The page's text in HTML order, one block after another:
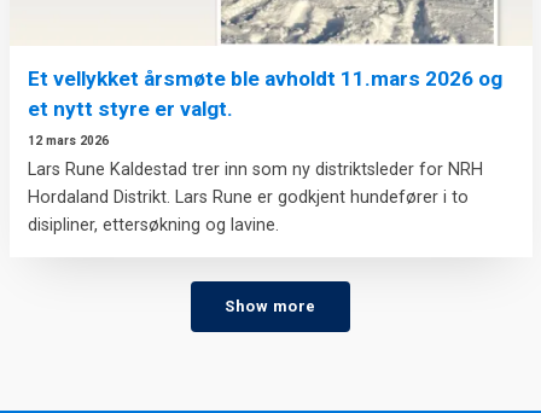
Et vellykket årsmøte ble avholdt 11.mars 2026 og
et nytt styre er valgt.
12 mars 2026
Lars Rune Kaldestad trer inn som ny distriktsleder for NRH
Hordaland Distrikt. Lars Rune er godkjent hundefører i to
disipliner, ettersøkning og lavine.
Show more